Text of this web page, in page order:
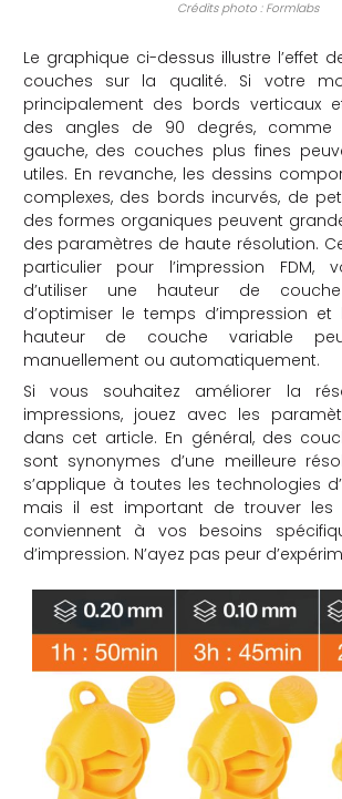
Crédits photo : Formlabs
Le graphique ci-dessus illustre l’effet
couches sur la qualité. Si votre
principalement des bords verticaux
des angles de 90 degrés, comme
gauche, des couches plus fines
utiles. En revanche, les dessins
complexes, des bords incurvés, de
des formes organiques peuvent
des paramètres de haute résolution.
particulier pour l’impression FDM,
d’utiliser une hauteur de
d’optimiser le temps d’impression et
hauteur de couche variable
manuellement ou automatiquement.
Si vous souhaitez améliorer la
impressions, jouez avec les
dans cet article. En général, des
sont synonymes d’une meilleure
s’applique à toutes les technologies
mais il est important de trouver les
conviennent à vos besoins
d’impression. N’ayez pas peur